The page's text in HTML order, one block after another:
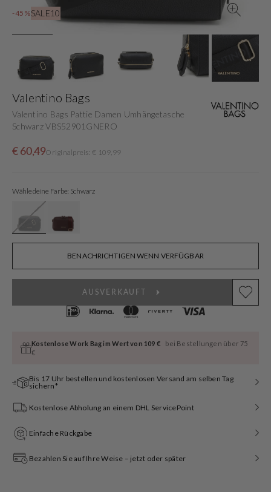
-45%SALE10
Valentino Bags
Valentino Bags Pattie Damen Umhängetasche
Schwarz VBS52901GNERO
Verkaufspreis
€ 60,49
NormalerOriginalpreis: € 109,99
Wähle deine Farbe: Schwarz
BENACHRICHTIGEN WENN VERFÜGBAR
AUSVERKAUFT
Kostenlose Work Bag im Wert von 109 €
bei Bestellungen über 75
€
Bis 17 Uhr bestellen und kostenlosen Versand am selben Tag
sichern*
Kostenlose Abholung an einem DHL ServicePoint
Einfache Rückgabe
Bezahlen Sie auf Ihre Weise – jetzt oder später